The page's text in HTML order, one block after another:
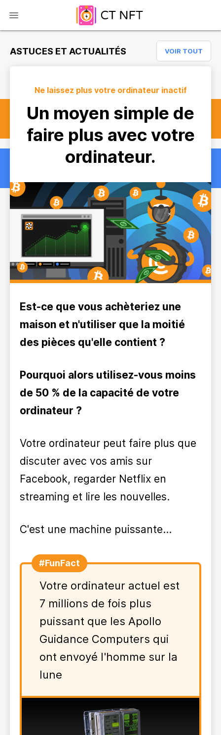
ASTUCES ET ACTUALITÉS VOIR TOUT
Ne laissez plus votre ordinateur inactif
Un moyen simple de
faire plus avec votre
ordinateur.
Est-ce que vous achèteriez une
maison et n'utiliser que la moitié
des pièces qu'elle contient ?
Pourquoi alors utilisez-vous moins
de 50 % de la capacité de votre
ordinateur ?
Votre ordinateur peut faire plus que
discuter avec vos amis sur
Facebook, regarder Netflix en
streaming et lire les nouvelles.
C'est une machine puissante...
#FunFact
Votre ordinateur actuel est
7 millions de fois plus
puissant que les Apollo
Guidance Computers qui
ont envoyé l'homme sur la
lune